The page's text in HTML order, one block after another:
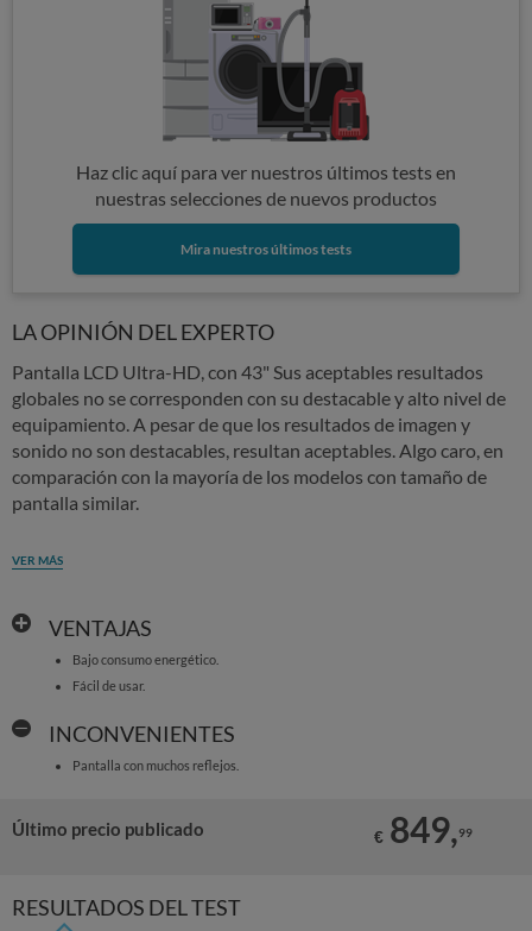
Haz clic aquí para ver nuestros últimos tests en
nuestras selecciones de nuevos productos
Mira nuestros últimos tests
LA OPINIÓN DEL EXPERTO
Pantalla LCD Ultra-HD, con 43" Sus aceptables resultados
globales no se corresponden con su destacable y alto nivel de
equipamiento. A pesar de que los resultados de imagen y
sonido no son destacables, resultan aceptables. Algo caro, en
comparación con la mayoría de los modelos con tamaño de
pantalla similar.
VER MÁS
VENTAJAS
Bajo consumo energético.
Fácil de usar.
INCONVENIENTES
Pantalla con muchos reflejos.
Último precio publicado € 849,99
RESULTADOS DEL TEST